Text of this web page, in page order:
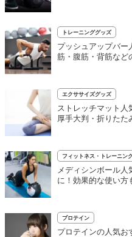
トレーニンググッズ
プッシュアップバー
筋・腹筋・背筋など
エクササイズグッズ
ストレッチマット人
厚手大判・折りたた
フィットネス・トレーニン
メディシンボール人
に！効果的な使い方
プロテイン
プロテインの人気お